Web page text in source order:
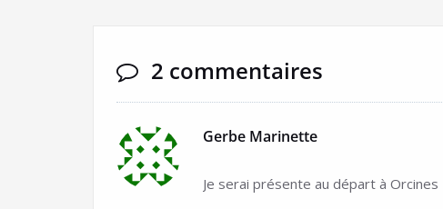
2 commentaires
Gerbe Marinette
Je serai présente au départ à Orcines